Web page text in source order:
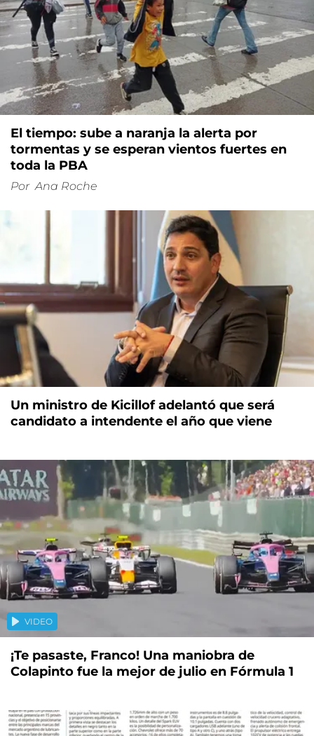
El tiempo: sube a naranja la alerta por
tormentas y se esperan vientos fuertes en
toda la PBA
Por Ana Roche
Un ministro de Kicillof adelantó que será
candidato a intendente el año que viene
VIDEO
¡Te pasaste, Franco! Una maniobra de
Colapinto fue la mejor de julio en Fórmula 1